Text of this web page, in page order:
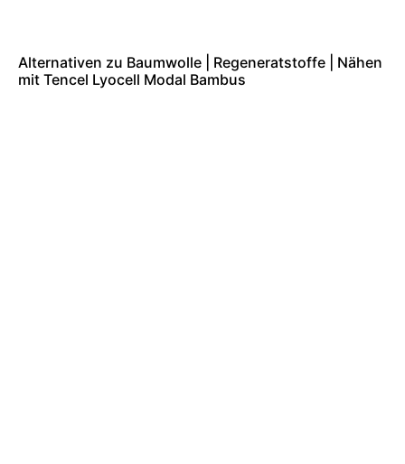
Alternativen zu Baumwolle | Regeneratstoffe | Nähen
mit Tencel Lyocell Modal Bambus